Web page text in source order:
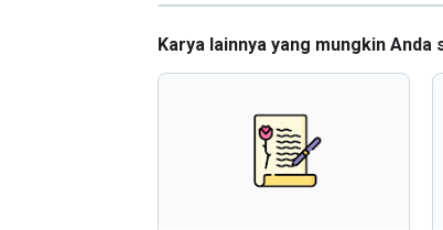
Karya lainnya yang mungkin Anda